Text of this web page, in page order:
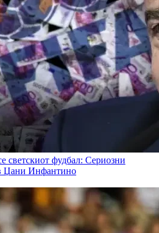
светскиот фудбал: Сериозни
Џани Инфантино